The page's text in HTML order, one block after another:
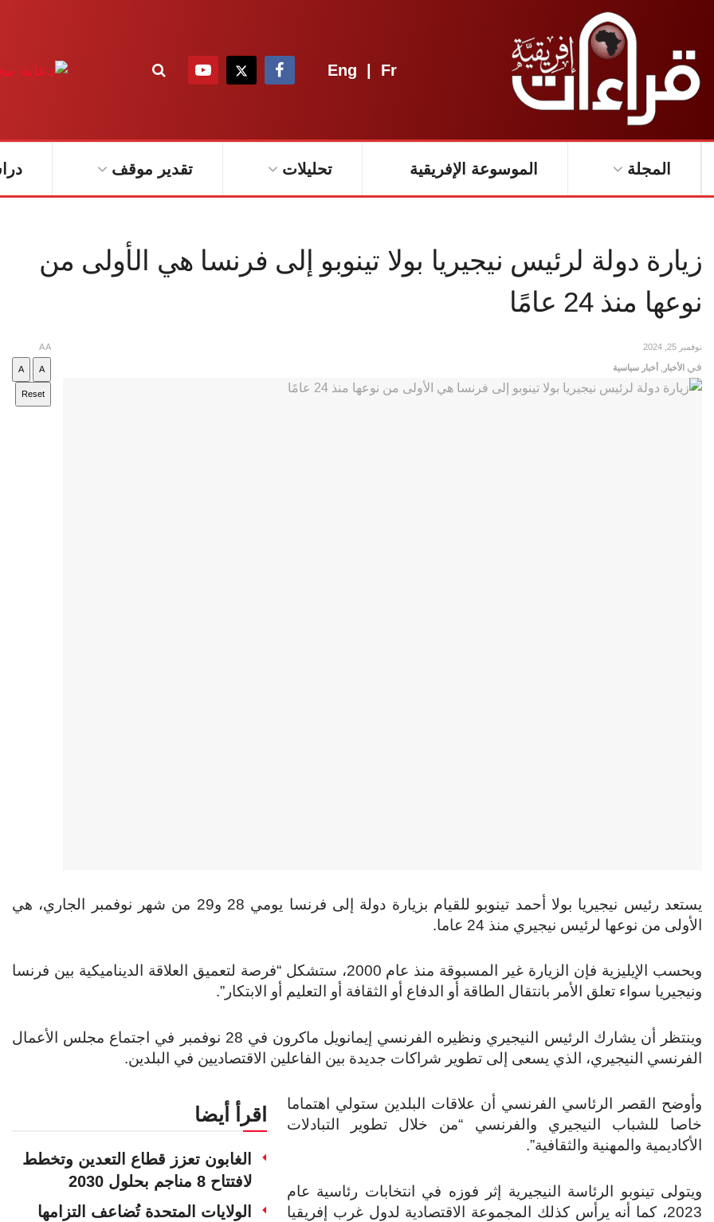
Eng | Fr
المجلة الموسوعة الإفريقية تحليلات تقدير موقف
زيارة دولة لرئيس نيجيريا بولا تينوبو إلى فرنسا هي الأولى من
نوعها منذ 24 عامًا
نوفمبر 25, 2024
في الأخبار أخبار سياسية
AA
A
A
Reset
يستعد رئيس نيجيريا بولا أحمد تينوبو للقيام بزيارة دولة إلى فرنسا يومي 28 و29 من شهر نوفمبر الجاري، هي
الأولى من نوعها لرئيس نيجيري منذ 24 عاما.
وبحسب الإيليزية فإن الزيارة غير المسبوقة منذ عام 2000، ستشكل “فرصة لتعميق العلاقة الديناميكية بين فرنسا
ونيجيريا سواء تعلق الأمر بانتقال الطاقة أو الدفاع أو الثقافة أو التعليم أو الابتكار”.
وينتظر أن يشارك الرئيس النيجيري ونظيره الفرنسي إيمانويل ماكرون في 28 نوفمبر في اجتماع مجلس الأعمال
الفرنسي النيجيري، الذي يسعى إلى تطوير شراكات جديدة بين الفاعلين الاقتصاديين في البلدين.
اقرأ أيضا
الغابون تعزز قطاع التعدين وتخطط
لافتتاح 8 مناجم بحلول 2030
الولايات المتحدة تُضاعف التزامها
وأوضح القصر الرئاسي الفرنسي أن علاقات البلدين ستولي اهتماما
خاصا للشباب النيجيري والفرنسي “من خلال تطوير التبادلات
الأكاديمية والمهنية والثقافية”.
ويتولى تينوبو الرئاسة النيجيرية إثر فوزه في انتخابات رئاسية عام
2023، كما أنه يرأس كذلك المجموعة الاقتصادية لدول غرب إفريقيا